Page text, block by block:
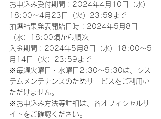
お申込み受付期間：2024年4月10日（水）
18:00～4月23日（火）23:59まで
抽選結果発表開始日時：2024年5月8日
（水）18:00頃から順次
入金期間：2024年5月8日（水）18:00～5
月14日（火）23:59まで
※毎週火曜日・水曜日2:30～5:30は、シス
テムメンテナンスのためサービスをご利用い
ただけません。
※お申込み方法等詳細は、各オフィシャルサ
イトをご確認ください。